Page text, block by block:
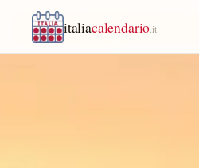
italiacalendario .it